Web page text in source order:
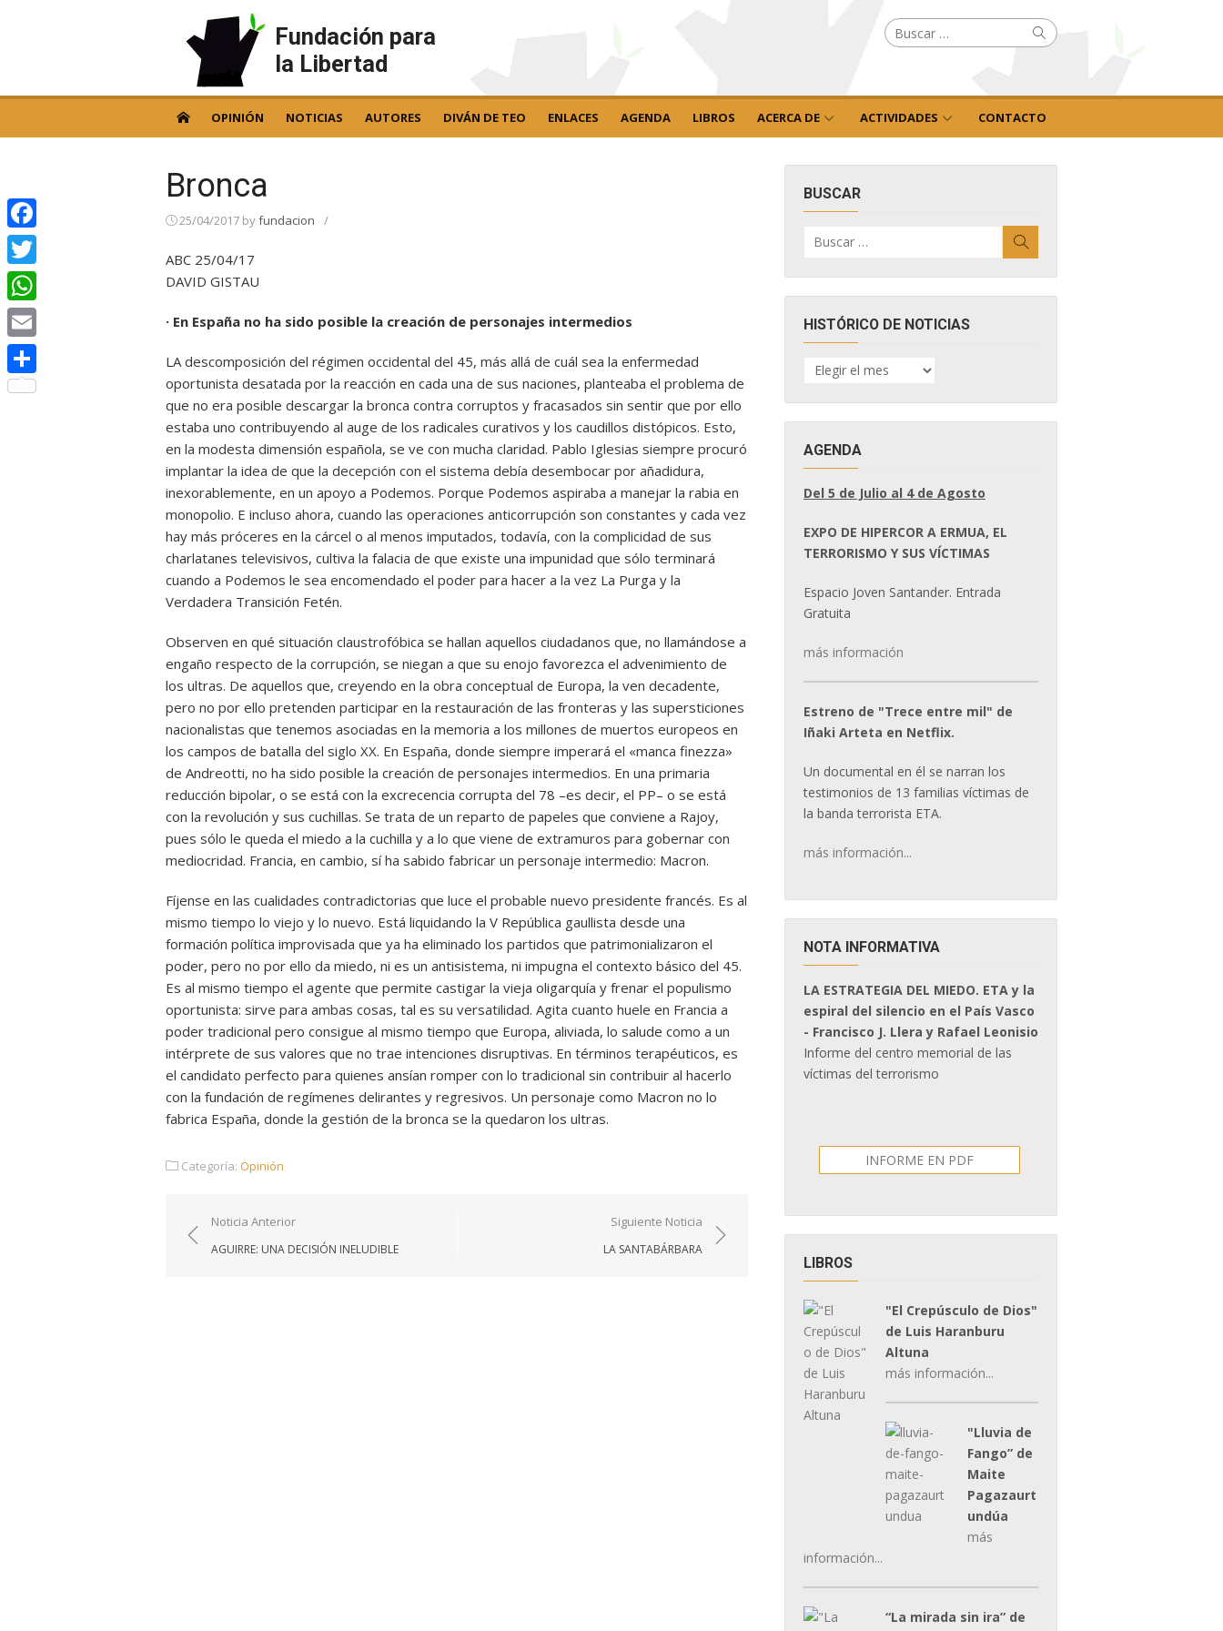
Fundación para
la Libertad
Buscar
por: Buscar
OPINIÓN NOTICIAS AUTORES DIVÁN DE TEO ENLACES AGENDA LIBROS ACERCA DE ACTIVIDADES CONTACTO
Bronca
25/04/2017 byfundacion /
ABC 25/04/17
DAVID GISTAU
· En España no ha sido posible la creación de personajes intermedios
LA descomposición del régimen occidental del 45, más allá de cuál sea la enfermedad
oportunista desatada por la reacción en cada una de sus naciones, planteaba el problema de
que no era posible descargar la bronca contra corruptos y fracasados sin sentir que por ello
estaba uno contribuyendo al auge de los radicales curativos y los caudillos distópicos. Esto,
en la modesta dimensión española, se ve con mucha claridad. Pablo Iglesias siempre procuró
implantar la idea de que la decepción con el sistema debía desembocar por añadidura,
inexorablemente, en un apoyo a Podemos. Porque Podemos aspiraba a manejar la rabia en
monopolio. E incluso ahora, cuando las operaciones anticorrupción son constantes y cada vez
hay más próceres en la cárcel o al menos imputados, todavía, con la complicidad de sus
charlatanes televisivos, cultiva la falacia de que existe una impunidad que sólo terminará
cuando a Podemos le sea encomendado el poder para hacer a la vez La Purga y la
Verdadera Transición Fetén.
Observen en qué situación claustrofóbica se hallan aquellos ciudadanos que, no llamándose a
engaño respecto de la corrupción, se niegan a que su enojo favorezca el advenimiento de
los ultras. De aquellos que, creyendo en la obra conceptual de Europa, la ven decadente,
pero no por ello pretenden participar en la restauración de las fronteras y las supersticiones
nacionalistas que tenemos asociadas en la memoria a los millones de muertos europeos en
los campos de batalla del siglo XX. En España, donde siempre imperará el «manca finezza»
de Andreotti, no ha sido posible la creación de personajes intermedios. En una primaria
reducción bipolar, o se está con la excrecencia corrupta del 78 –es decir, el PP– o se está
con la revolución y sus cuchillas. Se trata de un reparto de papeles que conviene a Rajoy,
pues sólo le queda el miedo a la cuchilla y a lo que viene de extramuros para gobernar con
mediocridad. Francia, en cambio, sí ha sabido fabricar un personaje intermedio: Macron.
Fíjense en las cualidades contradictorias que luce el probable nuevo presidente francés. Es al
mismo tiempo lo viejo y lo nuevo. Está liquidando la V República gaullista desde una
formación política improvisada que ya ha eliminado los partidos que patrimonializaron el
poder, pero no por ello da miedo, ni es un antisistema, ni impugna el contexto básico del 45.
Es al mismo tiempo el agente que permite castigar la vieja oligarquía y frenar el populismo
oportunista: sirve para ambas cosas, tal es su versatilidad. Agita cuanto huele en Francia a
poder tradicional pero consigue al mismo tiempo que Europa, aliviada, lo salude como a un
intérprete de sus valores que no trae intenciones disruptivas. En términos terapéuticos, es
el candidato perfecto para quienes ansían romper con lo tradicional sin contribuir al hacerlo
con la fundación de regímenes delirantes y regresivos. Un personaje como Macron no lo
fabrica España, donde la gestión de la bronca se la quedaron los ultras.
Categoría: Opinión
Navegación
de
Noticia Anterior
AGUIRRE: UNA DECISIÓN INELUDIBLE
Siguiente Noticia
LA SANTABÁRBARA
BUSCAR
por:
HISTÓRICO DE NOTICIAS
HISTÓRICO
DE
AGENDA
Del 5 de Julio al 4 de Agosto
EXPO DE HIPERCOR A ERMUA, EL
TERRORISMO Y SUS VÍCTIMAS
Espacio Joven Santander. Entrada
Gratuita
más información
Estreno de "Trece entre mil" de
Iñaki Arteta en Netflix.
Un documental en él se narran los
testimonios de 13 familias víctimas de
la banda terrorista ETA.
más información...
NOTA INFORMATIVA
LA ESTRATEGIA DEL MIEDO. ETA y la
espiral del silencio en el País Vasco
- Francisco J. Llera y Rafael Leonisio
Informe del centro memorial de las
víctimas del terrorismo
INFORME EN PDF
LIBROS
"El Crepúsculo de Dios"
de Luis Haranburu
Altuna
más información...
"Lluvia de
Fango” de
Maite
Pagazaurt
undúa
más
información...
“La mirada sin ira” de
Facebook
Twitter
WhatsApp
Email
Compartir